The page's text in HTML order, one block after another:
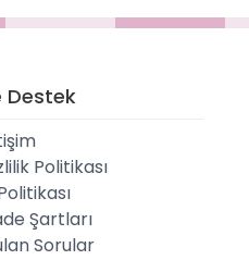
Destek
Politikası
Şartları
Sorular